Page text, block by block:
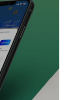
ЦАХИЛГААН
468